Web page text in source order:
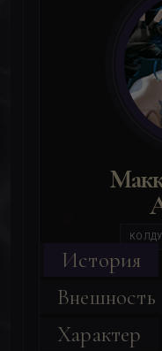
История
Внешность
Характер